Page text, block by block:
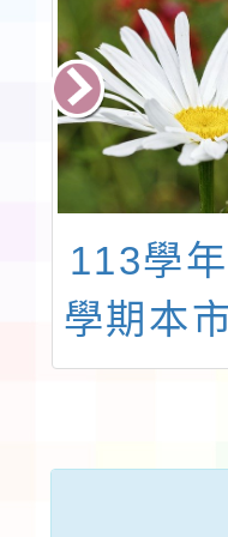
113學
學期本
導團藝
團國小
(以下